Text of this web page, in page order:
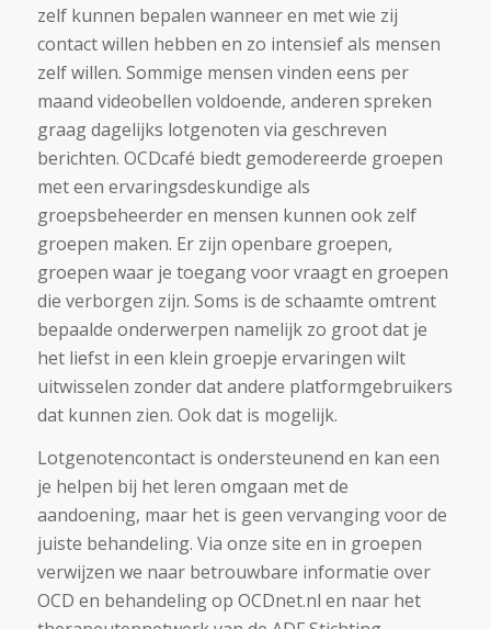
zelf kunnen bepalen wanneer en met wie zij
contact willen hebben en zo intensief als mensen
zelf willen. Sommige mensen vinden eens per
maand videobellen voldoende, anderen spreken
graag dagelijks lotgenoten via geschreven
berichten. OCDcafé biedt gemodereerde groepen
met een ervaringsdeskundige als
groepsbeheerder en mensen kunnen ook zelf
groepen maken. Er zijn openbare groepen,
groepen waar je toegang voor vraagt en groepen
die verborgen zijn. Soms is de schaamte omtrent
bepaalde onderwerpen namelijk zo groot dat je
het liefst in een klein groepje ervaringen wilt
uitwisselen zonder dat andere platformgebruikers
dat kunnen zien. Ook dat is mogelijk.
Lotgenotencontact is ondersteunend en kan een
je helpen bij het leren omgaan met de
aandoening, maar het is geen vervanging voor de
juiste behandeling. Via onze site en in groepen
verwijzen we naar betrouwbare informatie over
OCD en behandeling op OCDnet.nl en naar het